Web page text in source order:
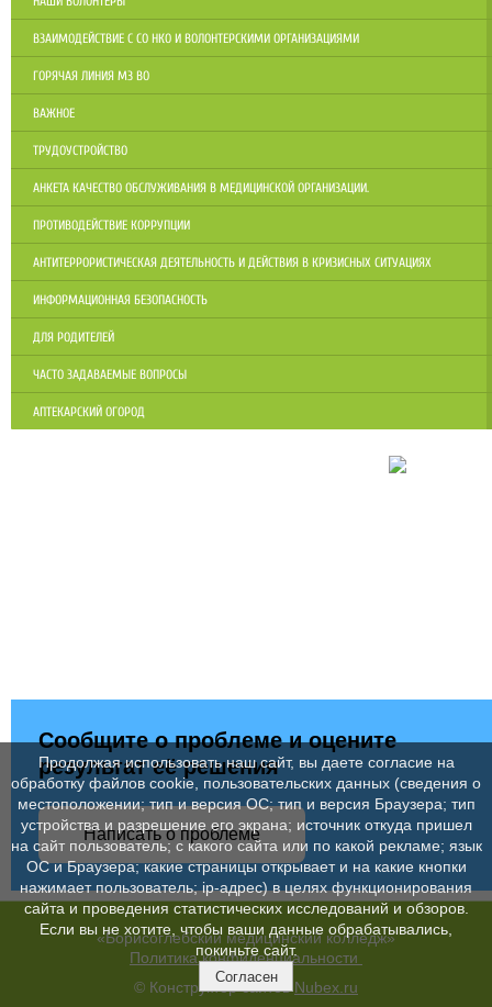
ВЗАИМОДЕЙСТВИЕ С СО НКО И ВОЛОНТЕРСКИМИ ОРГАНИЗАЦИЯМИ
ГОРЯЧАЯ ЛИНИЯ МЗ ВО
ВАЖНОЕ
ТРУДОУСТРОЙСТВО
АНКЕТА КАЧЕСТВО ОБСЛУЖИВАНИЯ В МЕДИЦИНСКОЙ ОРГАНИЗАЦИИ.
ПРОТИВОДЕЙСТВИЕ КОРРУПЦИИ
АНТИТЕРРОРИСТИЧЕСКАЯ ДЕЯТЕЛЬНОСТЬ И ДЕЙСТВИЯ В КРИЗИСНЫХ СИТУАЦИЯХ
ИНФОРМАЦИОННАЯ БЕЗОПАСНОСТЬ
ДЛЯ РОДИТЕЛЕЙ
ЧАСТО ЗАДАВАЕМЫЕ ВОПРОСЫ
АПТЕКАРСКИЙ ОГОРОД
Сообщите о проблеме и оцените
результат её решения
Написать о проблеме
«Борисоглебский медицинский колледж»
Политика конфиденциальности
© Конструктор сайтовNubex.ru
Продолжая использовать наш сайт, вы даете согласие на
обработку файлов cookie, пользовательских данных (сведения о
местоположении; тип и версия ОС; тип и версия Браузера; тип
устройства и разрешение его экрана; источник откуда пришел
на сайт пользователь; с какого сайта или по какой рекламе; язык
ОС и Браузера; какие страницы открывает и на какие кнопки
нажимает пользователь; ip-адрес) в целях функционирования
сайта и проведения статистических исследований и обзоров.
Если вы не хотите, чтобы ваши данные обрабатывались,
покиньте сайт.
Согласен